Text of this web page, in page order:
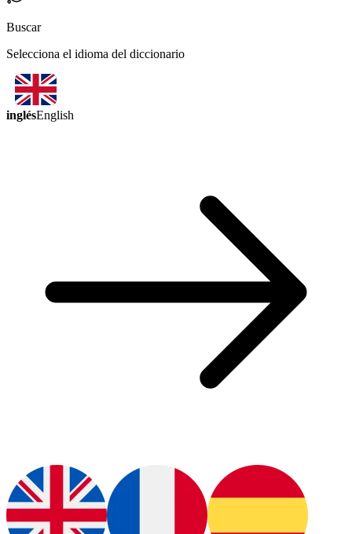
Buscar
Selecciona el idioma del diccionario
inglésEnglish